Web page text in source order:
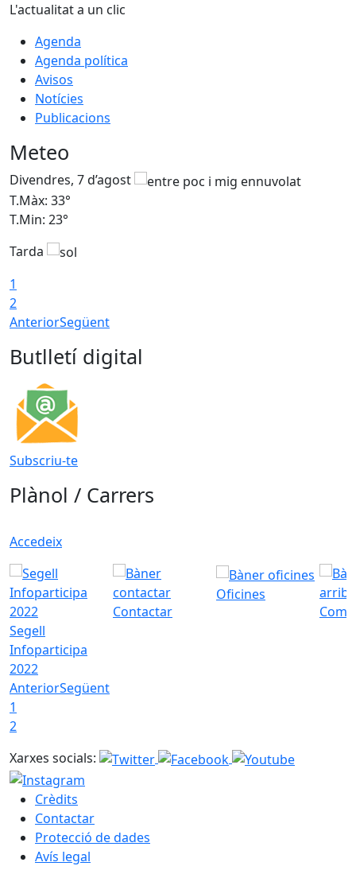
L'actualitat a un clic
Agenda
Agenda política
Avisos
Notícies
Publicacions
Meteo
Divendres, 7 d’agost
T.Màx: 33°
T.Min: 23°
Tarda
1
2
AnteriorSegüent
Butlletí digital
Subscriu-te
Plànol / Carrers
Accedeix
Segell
Infoparticipa
2022
Contactar
Oficines
Com
AnteriorSegüent
1
2
Xarxes socials:
Crèdits
Contactar
Protecció de dades
Avís legal